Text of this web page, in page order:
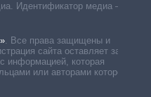
Идентификатор медиа –
. Все права защищены и
сайта оставляет за
информацией, которая
или авторами которой